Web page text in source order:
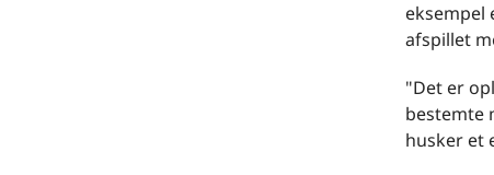
eksempel
afspillet
"Det er
bestemte
husker et